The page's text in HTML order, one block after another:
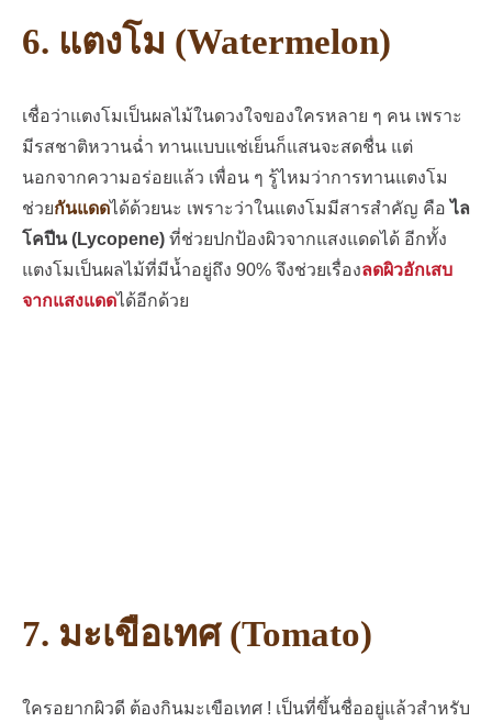
6. แตงโม (Watermelon)
เชื่อว่าแตงโมเป็นผลไม้ในดวงใจของใครหลาย ๆ คน เพราะ
มีรสชาติหวานฉ่ำ ทานแบบแช่เย็นก็แสนจะสดชื่น แต่
นอกจากความอร่อยแล้ว เพื่อน ๆ รู้ไหมว่าการทานแตงโม
ช่วยกันแดดได้ด้วยนะ เพราะว่าในแตงโมมีสารสำคัญ คือไล
โคปีน (Lycopene)ที่ช่วยปกป้องผิวจากแสงแดดได้ อีกทั้ง
แตงโมเป็นผลไม้ที่มีน้ำอยู่ถึง 90% จึงช่วยเรื่องลดผิวอักเสบ
จากแสงแดดได้อีกด้วย
7. มะเขือเทศ (Tomato)
ใครอยากผิวดี ต้องกินมะเขือเทศ ! เป็นที่ขึ้นชื่ออยู่แล้วสำหรับ